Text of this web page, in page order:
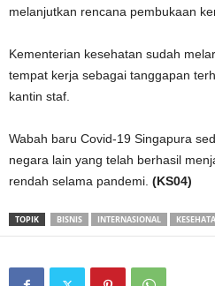
melanjutkan rencana pembukaan
Kementerian kesehatan sudah
tempat kerja sebagai tanggapan
kantin staf.
Wabah baru Covid-19 Singapura
negara lain yang telah berhasil
rendah selama pandemi. (KS04)
TOPIK BISNIS INTERNASIONAL